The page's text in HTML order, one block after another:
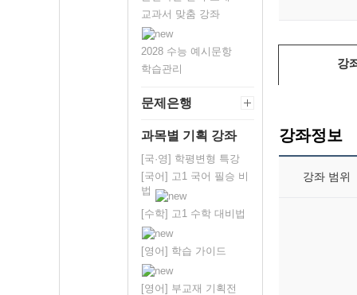
교과서 맞춤 강좌
2028 수능 예시문항
학습관리
문제은행
과목별 기획 강좌
[국·영] 학평변형 특강
[국어] 고1 국어 필승 비
법
[수학] 고1 수학 대비법
[영어] 학습 가이드
[영어] 부교재 기획전
강
강좌정보
강좌 범위